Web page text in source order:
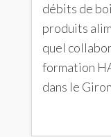
débits de
produits
quel
formation
dans le